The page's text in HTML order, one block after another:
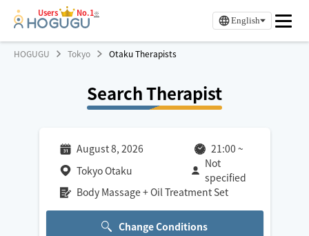
Users No.1※
English
HOGUGU Tokyo Otaku Therapists
Search Therapist
August 8, 2026 21:00 ~
Tokyo Otaku
Not
specified
Body Massage + Oil Treatment Set
Change Conditions